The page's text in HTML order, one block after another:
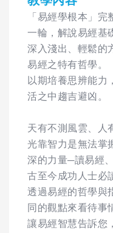
「易經學根本」
一輪，解說易經基
深入淺出、輕鬆的
易經之特有哲學。
以期培養思辨能力
活之中趨吉避凶。
天有不測風雲、人
光靠智力是無法掌
深的力量─讀易經
古至今成功人士必
透過易經的哲學與
同的觀點來看待事
讓易經智慧告訴您